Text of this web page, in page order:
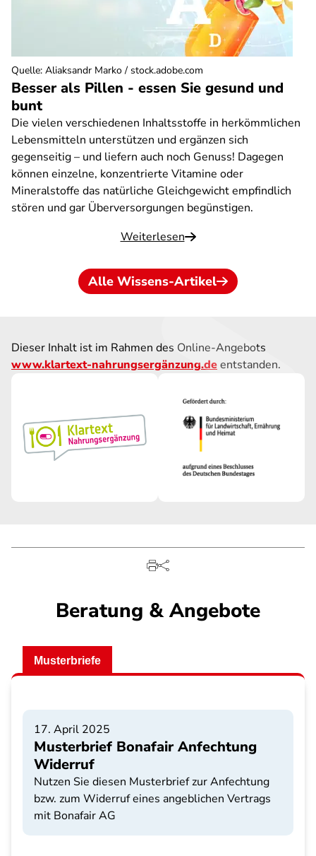
Besser als Pillen - essen Sie gesund und
bunt
Die vielen verschiedenen Inhaltsstoffe in herkömmlichen
Lebensmitteln unterstützen und ergänzen sich
gegenseitig – und liefern auch noch Genuss! Dagegen
können einzelne, konzentrierte Vitamine oder
Mineralstoffe das natürliche Gleichgewicht empfindlich
stören und gar Überversorgungen begünstigen.
Weiterlesen
Quelle: Aliaksandr Marko / stock.adobe.com
Alle Wissens-Artikel
Dieser Inhalt ist im Rahmen des Online-Angebots
www.klartext-nahrungsergänzung.deentstanden.
Beratung & Angebote
Musterbriefe
17. April 2025
Musterbrief Bonafair Anfechtung
Widerruf
Nutzen Sie diesen Musterbrief zur Anfechtung
bzw. zum Widerruf eines angeblichen Vertrags
mit Bonafair AG